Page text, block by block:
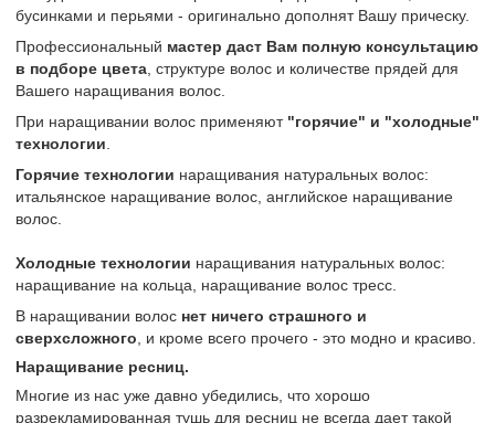
бусинками и перьями - оригинально дополнят Вашу прическу.
Профессиональный мастер даст Вам полную консультацию
в подборе цвета , структуре волос и количестве прядей для
Вашего наращивания волос.
При наращивании волос применяют "горячие" и "холодные"
технологии
Горячие технологии наращивания натуральных волос:
итальянское наращивание волос, английское наращивание
волос.
Холодные технологии наращивания натуральных волос:
наращивание на кольца, наращивание волос тресс.
В наращивании волос нет ничего страшного и
сверхсложного , и кроме всего прочего - это модно и красиво.
Наращивание ресниц.
Многие из нас уже давно убедились, что хорошо
разрекламированная тушь для ресниц не всегда дает такой